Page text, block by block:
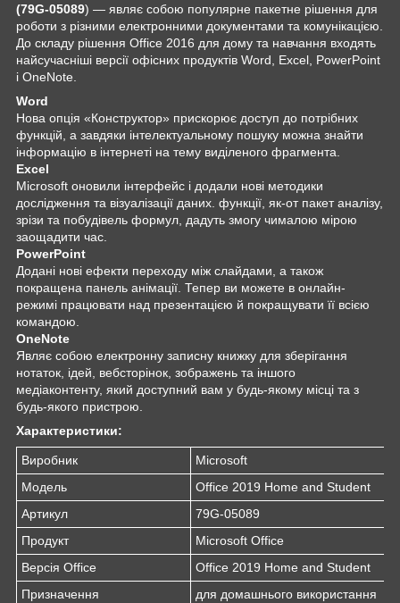
(79G-05089) — являє собою популярне пакетне рішення для
роботи з різними електронними документами та комунікацією.
До складу рішення Office 2016 для дому та навчання входять
найсучасніші версії офісних продуктів Word, Excel, PowerPoint
і OneNote.
Word
Нова опція «Конструктор» прискорює доступ до потрібних
функцій, а завдяки інтелектуальному пошуку можна знайти
інформацію в інтернеті на тему виділеного фрагмента.
Excel
Microsoft оновили інтерфейс і додали нові методики
дослідження та візуалізації даних. функції, як-от пакет аналізу,
зрізи та побудівель формул, дадуть змогу чималою мірою
заощадити час.
PowerPoint
Додані нові ефекти переходу між слайдами, а також
покращена панель анімації. Тепер ви можете в онлайн-
режимі працювати над презентацією й покращувати її всією
командою.
OneNote
Являє собою електронну записну книжку для зберігання
нотаток, ідей, вебсторінок, зображень та іншого
медіаконтенту, який доступний вам у будь-якому місці та з
будь-якого пристрою.
Характеристики:
Виробник
Microsoft
Модель
Office 2019 Home and Student
Артикул
79G-05089
Продукт
Microsoft Office
Версія Office
Office 2019 Home and Student
Призначення
для домашнього використання